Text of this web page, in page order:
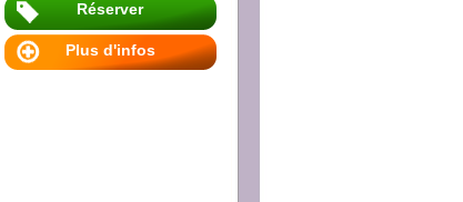
Réserver
Plus d'infos